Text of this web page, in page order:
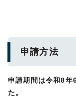
申請方法
申請期間は令和8年
た。